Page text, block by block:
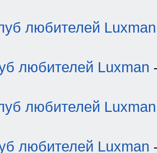
любителей Luxman
любителей Luxman
любителей Luxman
любителей Luxman